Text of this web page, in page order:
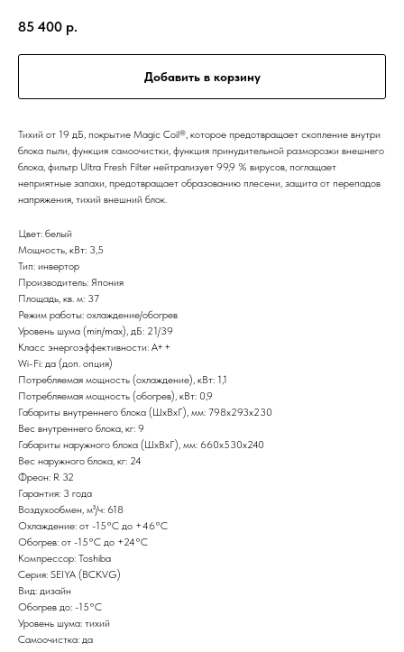
85 400 р.
Добавить в корзину
Тихий от 19 дБ, покрытие Magic Coil®, которое предотвращает скопление внутри
блока пыли, функция самоочистки, функция принудительной разморозки внешнего
блока, фильтр Ultra Fresh Filter нейтрализует 99,9 % вирусов, поглащает
неприятные запахи, предотвращает образованию плесени, защита от перепадов
напряжения, тихий внешний блок.
Цвет: белый
Мощность, кВт: 3,5
Тип: инвертор
Производитель: Япония
Площадь, кв. м: 37
Режим работы: охлаждение/обогрев
Уровень шума (min/max), дБ: 21/39
Класс энергоэффективности: А++
Wi-Fi: да (доп. опция)
Потребляемая мощность (охлаждение), кВт: 1,1
Потребляемая мощность (обогрев), кВт: 0,9
Габариты внутреннего блока (ШxВxГ), мм: 798x293x230
Вес внутреннего блока, кг: 9
Габариты наружного блока (ШxВxГ), мм: 660x530x240
Вес наружного блока, кг: 24
Фреон: R 32
Гарантия: 3 года
Воздухообмен, м³/ч: 618
Охлаждение: от -15°С до +46°С
Обогрев: от -15°С до +24°С
Компрессор: Toshiba
Серия: SEIYA (BCKVG)
Вид: дизайн
Обогрев до: -15°С
Уровень шума: тихий
Самоочистка: да